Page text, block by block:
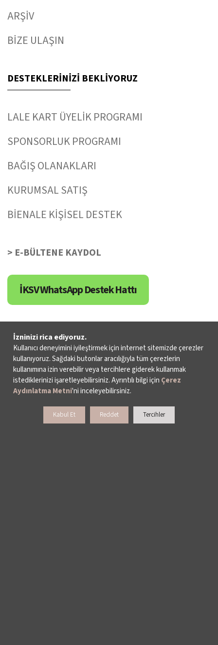
ARŞİV
BİZE ULAŞIN
DESTEKLERİNİZİ BEKLİYORUZ
LALE KART ÜYELİK PROGRAMI
SPONSORLUK PROGRAMI
BAĞIŞ OLANAKLARI
KURUMSAL SATIŞ
BİENALE KİŞİSEL DESTEK
> E-BÜLTENE KAYDOL
İKSV WhatsApp Destek Hattı
Veri Sahibi Başvuru Formu
KVKK Politikası
Elektronik Posta İletimlerine İlişkin Hukuki Kurallar
Haber Arşivi
İzninizi rica ediyoruz.
Kullanıcı deneyimini iyileştirmek için internet sitemizde çerezler
kullanıyoruz. Sağdaki butonlar aracılığıyla tüm çerezlerin
kullanımına izin verebilir veya tercihlere giderek kullanmak
istediklerinizi işaretleyebilirsiniz. Ayrıntılı bilgi için Çerez
Aydınlatma Metni'ni inceleyebilirsiniz.
Kabul Et Reddet Tercihler